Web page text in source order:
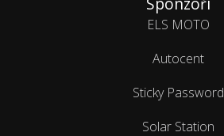
ELS MOTO
Autocent
Sticky Password
Solar Station